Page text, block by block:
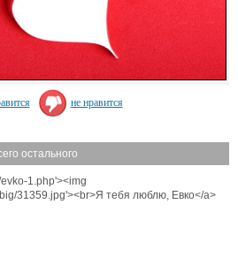
не нравится
остального
1.php'><img
31359.jpg'><br>Я тебя люблю, Евко</a>